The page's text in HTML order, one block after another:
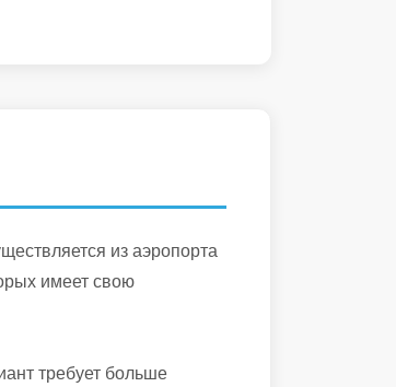
из аэропорта
имеет свою
требует больше